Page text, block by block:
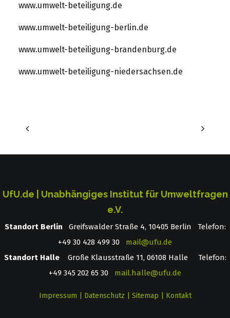
www.umwelt-beteiligung.de
www.umwelt-beteiligung-berlin.de
www.umwelt-beteiligung-brandenburg.de
www.umwelt-beteiligung-niedersachsen.de
UfU.de | Unabhängiges Institut für Umweltfragen
e.V.
Standort Berlin ­ Greifswalder Straße 4, 10405 Berlin Telefon:
+49 30 428 499 30 mail@ufu.de
Standort HalleGroße Klausstraße 11, 06108 Halle Telefon:
+49 345 202 65 30 mail.halle@ufu.de
Impressum Datenschutz Sitemap Kontakt